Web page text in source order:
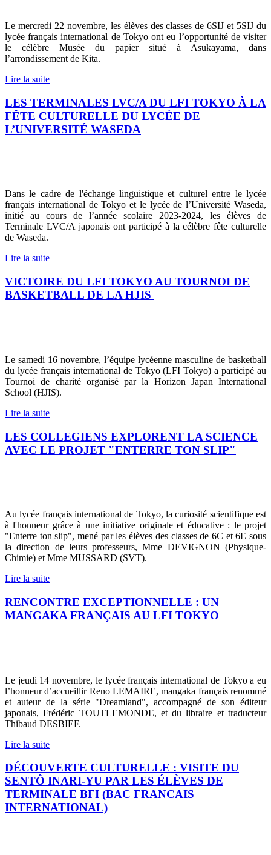
Le mercredi 22 novembre, les élèves des classes de 6SIJ et 5SIJ du
lycée français international de Tokyo ont eu l’opportunité de visiter
le célèbre Musée du papier situé à Asukayama, dans
l’arrondissement de Kita.
Lire la suite
LES TERMINALES LVC/A DU LFI TOKYO À LA
FÊTE CULTURELLE DU LYCÉE DE
L’UNIVERSITÉ WASEDA
Dans le cadre de l'échange linguistique et culturel entre le lycée
français international de Tokyo et le lycée de l’Université Waseda,
initié au cours de l’année scolaire 2023-2024, les élèves de
Terminale LVC/A japonais ont participé à la célèbre fête culturelle
de Waseda.
Lire la suite
VICTOIRE DU LFI TOKYO AU TOURNOI DE
BASKETBALL DE LA HJIS
Le samedi 16 novembre, l’équipe lycéenne masculine de basketball
du lycée français international de Tokyo (LFI Tokyo) a participé au
Tournoi de charité organisé par la Horizon Japan International
School (HJIS).
Lire la suite
LES COLLEGIENS EXPLORENT LA SCIENCE
AVEC LE PROJET "ENTERRE TON SLIP"
Au lycée français international de Tokyo, la curiosité scientifique est
à l'honneur grâce à une initiative originale et éducative : le projet
"Enterre ton slip", mené par les élèves des classes de 6C et 6E sous
la direction de leurs professeurs, Mme DEVIGNON (Physique-
Chimie) et Mme MUSSARD (SVT).
Lire la suite
RENCONTRE EXCEPTIONNELLE : UN
MANGAKA FRANÇAIS AU LFI TOKYO
Le jeudi 14 novembre, le lycée français international de Tokyo a eu
l’honneur d’accueillir Reno LEMAIRE, mangaka français renommé
et auteur de la série "Dreamland", accompagné de son éditeur
japonais, Frédéric TOUTLEMONDE, et du libraire et traducteur
Thibaud DESBIEF.
Lire la suite
DÉCOUVERTE CULTURELLE : VISITE DU
SENTÔ INARI-YU PAR LES ÉLÈVES DE
TERMINALE BFI (BAC FRANCAIS
INTERNATIONAL)